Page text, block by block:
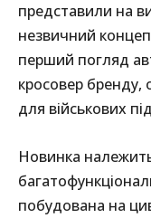
представили на
незвичний
перший погляд
кросовер бренду,
для військових
Новинка
побудована на